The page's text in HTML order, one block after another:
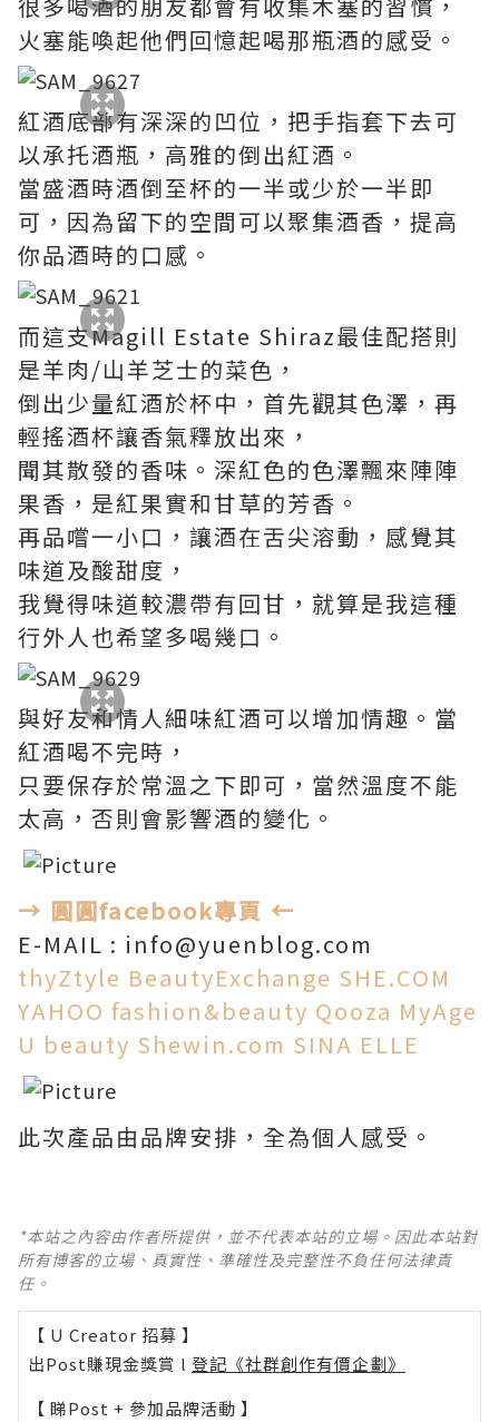
火塞能喚起他們回憶起喝那瓶酒的感受。
紅酒底部有深深的凹位，把手指套下去可
以承托酒瓶，高雅的倒出紅酒。
當盛酒時酒倒至杯的一半或少於一半即
可，因為留下的空間可以聚集酒香，提高
你品酒時的口感。
而這支Magill Estate Shiraz最佳配搭則
是羊肉/山羊芝士的菜色，
倒出少量紅酒於杯中，首先觀其色澤，再
輕搖酒杯讓香氣釋放出來，
聞其散發的香味。深紅色的色澤飄來陣陣
果香，是紅果實和甘草的芳香。
再品嚐一小口，讓酒在舌尖溶動，感覺其
味道及酸甜度，
我覺得味道較濃帶有回甘，就算是我這種
行外人也希望多喝幾口。
與好友和情人細味紅酒可以增加情趣。當
紅酒喝不完時，
只要保存於常溫之下即可，當然溫度不能
太高，否則會影響酒的變化。
→ 圓圓facebook專頁 ←
E-MAIL : info@yuenblog.com
thyZtyle BeautyExchange SHE.COM
YAHOO fashion&beauty Qooza MyAge
U beauty Shewin.com SINA ELLE
此次產品由品牌安排，全為個人感受。
*本站之內容由作者所提供，並不代表本站的立場。因此本站對
所有博客的立場、真實性、準確性及完整性不負任何法律責
任。
【 U Creator 招募 】
出Post賺現金獎賞 l 登記《社群創作有價企劃》
【 睇Post + 參加品牌活動 】